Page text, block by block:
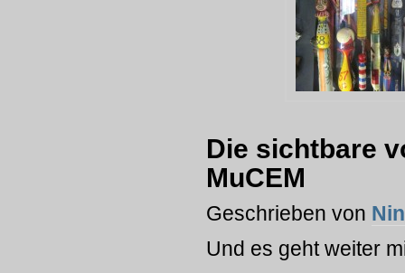
Die sichtbare
MuCEM
Geschrieben von
Und es geht weiter